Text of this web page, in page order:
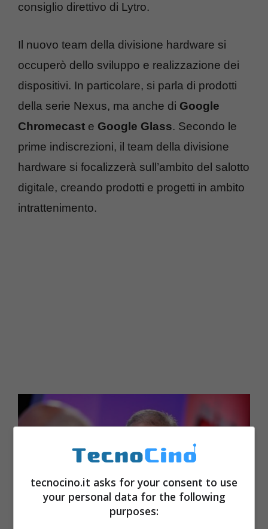
consiglio direttivo di Lytro.
Il nuovo team della divisione hardware si
occuperò dello sviluppo e realizzazione dei
dispositivi. In particolare, si parla di prodotti
della serie Nexus, ma anche di Google
Chromecast e Google Glass. Secondo le
prime indiscrezioni, il team della divisione
hardware si focalizzerà sull’ambito del salotto
digitale, creando prodotti e progetti in ambito
intrattenimento.
tecnocino.it asks for your consent to use
your personal data for the following
purposes: